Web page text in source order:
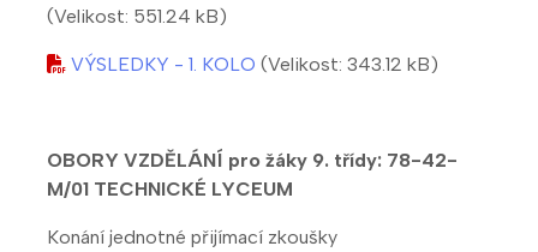
(Velikost: 551.24 kB)
VÝSLEDKY - 1. KOLO (Velikost: 343.12 kB)
OBORY VZDĚLÁNÍ pro žáky 9. třídy: 78-42-
M/01 TECHNICKÉ LYCEUM
Konání jednotné přijímací zkoušky